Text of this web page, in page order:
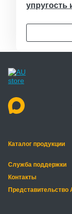
упругость
Каталог продукции
Служба поддержки
Контакты
Представительство